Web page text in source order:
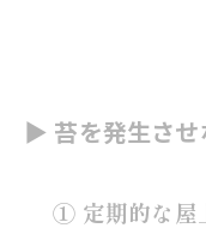
▶ 苔を発生させ
① 定期的な屋